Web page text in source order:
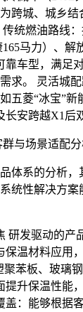
跨城、城乡
统燃油路线
马力）、解
靠车型，满足
求。 灵活城
五菱“冰宝”新
长安跨越X1后
与场景适配
体系的分析，
统性解决方
研发驱动的产
保温材料应用
聚苯板、玻璃
提升保温性能
盖：能够根据